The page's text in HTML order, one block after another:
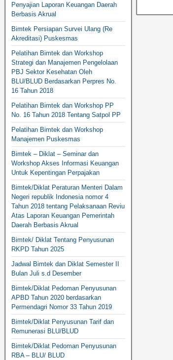
Penyajian Laporan Keuangan Daerah
Berbasis Akrual
Bimtek Persiapan Survei Ulang (Re
Akreditasi) Puskesmas
Pelatihan Bimtek dan Workshop
Strategi dan Manajemen Pengelolaan
PBJ Sektor Kesehatan Oleh
BLU/BLUD Berdasarkan Perpres No.
16 Tahun 2018
Pelatihan Bimtek dan Workshop PP
No. 16 Tahun 2018 Tentang Satpol PP
Pelatihan Bimtek dan Workshop
Manajemen Puskesmas
Bimtek – Diklat – Seminar dan
Workshop Akses Informasi Keuangan
Untuk Kepentingan Perpajakan
Bimtek/Diklat Peraturan Menteri Dalam
Negeri republik Indonesia nomor 4
Tahun 2018 tentang Pelaksanaan Reviu
Atas Laporan Keuangan Pemerintah
Daerah Berbasis Akrual
Bimtek/ Diklat Tentang Penyusunan
RKPD Tahun 2025
Jadwal Bimtek dan Diklat Semester II
Bulan Juli s.d Desember
Bimtek/Diklat Pedoman Penyusunan
APBD Tahun 2020 berdasarkan
Permendagri Nomor 33 Tahun 2019
Bimtek/Diklat Penyusunan Tarif dan
Remunerasi BLU/BLUD
Bimtek/Diklat Pedoman Penyusunan
RBA – BLU/ BLUD